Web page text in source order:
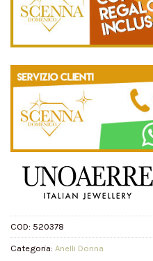
COD: 520378
Categoria: Anelli Donna